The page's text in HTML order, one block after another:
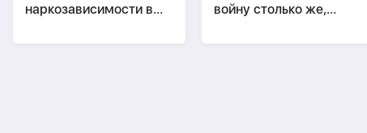
наркозависимости в
войну столько же,